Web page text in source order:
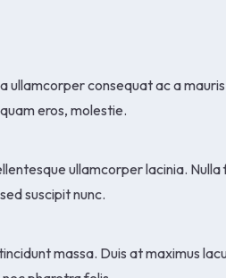
ullamcorper consequat ac a
eros, molestie.
ullamcorper lacinia. Nulla
suscipit nunc.
massa. Duis at maximus